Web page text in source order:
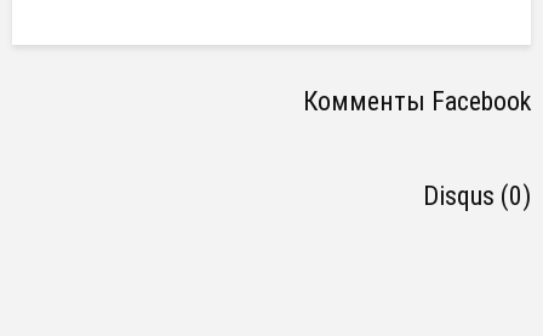
Комменты Facebook
Disqus (0)